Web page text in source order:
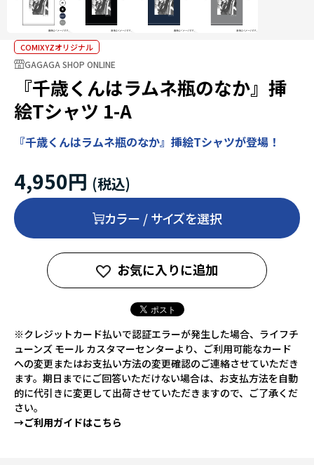
COMIXYZオリジナル
GAGAGA SHOP ONLINE
『千歳くんはラムネ瓶のなか』挿
絵Tシャツ 1-A
『千歳くんはラムネ瓶のなか』挿絵Tシャツが登場！
4,950円
カラー / サイズを選択
お気に入りに追加
※クレジットカード払いで認証エラーが発生した場合、ライフチ
ューンズ モール カスタマーセンターより、ご利用可能なカード
への変更またはお支払い方法の変更確認のご連絡させていただき
ます。期日までにご回答いただけない場合は、お支払方法を自動
的に代引きに変更して出荷させていただきますので、ご了承くだ
さい。
→ご利用ガイドはこちら